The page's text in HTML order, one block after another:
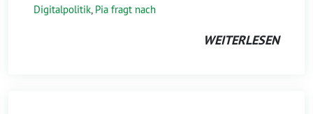
Digitalpolitik, Pia fragt nach
WEITERLESEN